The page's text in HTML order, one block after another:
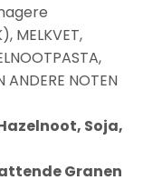
), MELKVET,
,
NOTEN
Soja,
Granen